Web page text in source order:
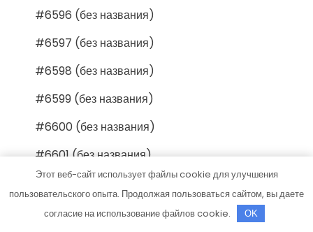
#6596 (без названия)
#6597 (без названия)
#6598 (без названия)
#6599 (без названия)
#6600 (без названия)
#6601 (без названия)
#6602 (без названия)
#6603 (без названия)
Этот веб-сайт использует файлы cookie для улучшения
пользовательского опыта. Продолжая пользоваться сайтом, вы даете
согласие на использование файлов cookie.
OK